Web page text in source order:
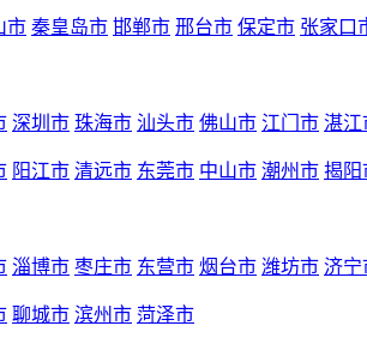
市 秦皇岛市 邯郸市 邢台市 保定市 张家口
深圳市 珠海市 汕头市 佛山市 江门市 湛江
阳江市 清远市 东莞市 中山市 潮州市 揭阳
淄博市 枣庄市 东营市 烟台市 潍坊市 济宁
聊城市 滨州市 菏泽市